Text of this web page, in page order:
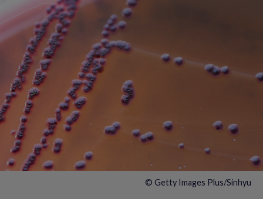
© Getty Images Plus/Sinhyu